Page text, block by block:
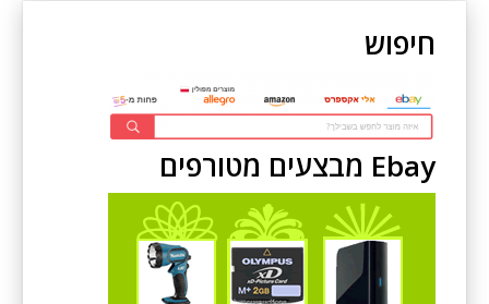
חיפוש
Ebay מבצעים מטורפים